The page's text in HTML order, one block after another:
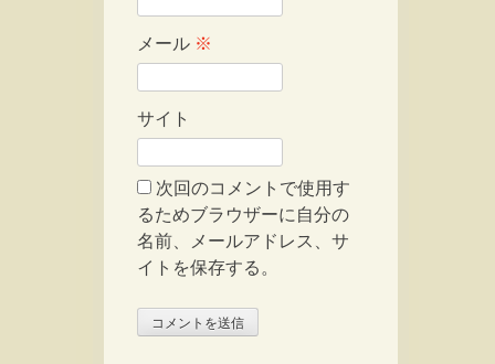
メール ※
サイト
次回のコメントで使用す
るためブラウザーに自分の
名前、メールアドレス、サ
イトを保存する。